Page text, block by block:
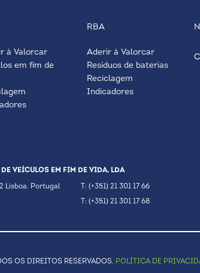
à Valorcar
em fim de
RBA
Aderir à Valorcar
Resíduos de baterias
Reciclagem
Indicadores
VEÍCULOS EM FIM DE VIDA, LDA
Lisboa. Portugal T: (+351) 21 301 17 66
T: (+351) 21 301 17 68
OS DIREITOS RESERVADOS. POLÍTICA DE